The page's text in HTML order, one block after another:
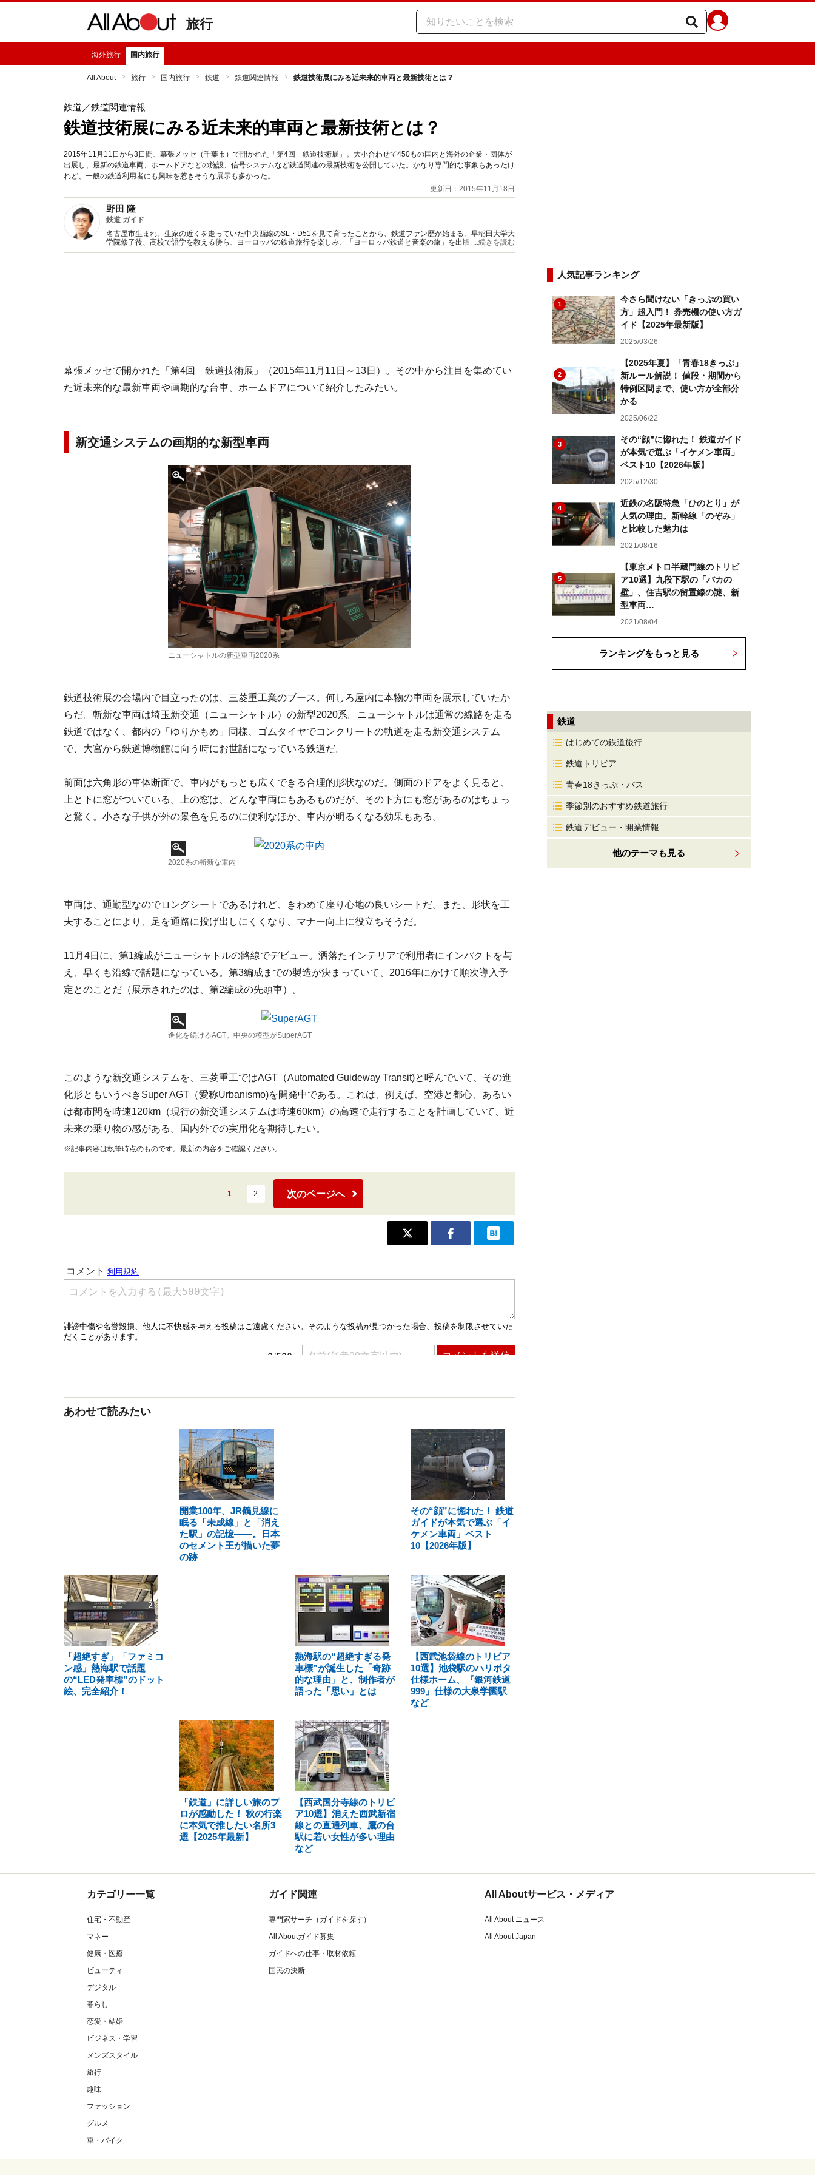
旅行
海外旅行 国内旅行
All About 旅行 国内旅行 鉄道 鉄道関連情報 鉄道技術展にみる近未来的車両と最新技術とは？
鉄道 ／鉄道関連情報
鉄道技術展にみる近未来的車両と最新技術とは？
2015年11月11日から3日間、幕張メッセ（千葉市）で開かれた「第4回 鉄道技術展」。大小合わせて450もの国内と海外の企業・団体が
出展し、最新の鉄道車両、ホームドアなどの施設、信号システムなど鉄道関連の最新技術を公開していた。かなり専門的な事象もあったけ
れど、一般の鉄道利用者にも興味を惹きそうな展示も多かった。
更新日：2015年11月18日
野田 隆
鉄道 ガイド
名古屋市生まれ。生家の近くを走っていた中央西線のSL・D51を見て育ったことから、鉄道ファン歴が始まる。早稲田大学大
学院修了後、高校で語学を教える傍ら、ヨーロッパの鉄道旅行を楽しみ、「ヨーロッパ鉄道と音楽の旅」を出版。その後、守
備範囲を国内にも広げ、2010年3月で教員を退職。旅行作家として活躍中。
...続きを読む
幕張メッセで開かれた「第4回 鉄道技術展」（2015年11月11日～13日）。その中から注目を集めてい
た近未来的な最新車両や画期的な台車、ホームドアについて紹介したみたい。
新交通システムの画期的な新型車両
ニューシャトルの新型車両2020系
鉄道技術展の会場内で目立ったのは、三菱重工業のブース。何しろ屋内に本物の車両を展示していたか
らだ。斬新な車両は埼玉新交通（ニューシャトル）の新型2020系。ニューシャトルは通常の線路を走る
鉄道ではなく、都内の「ゆりかもめ」同様、ゴムタイヤでコンクリートの軌道を走る新交通システム
で、大宮から鉄道博物館に向う時にお世話になっている鉄道だ。
前面は六角形の車体断面で、車内がもっとも広くできる合理的形状なのだ。側面のドアをよく見ると、
上と下に窓がついている。上の窓は、どんな車両にもあるものだが、その下方にも窓があるのはちょっ
と驚く。小さな子供が外の景色を見るのに便利なほか、車内が明るくなる効果もある。
2020系の斬新な車内
車両は、通勤型なのでロングシートであるけれど、きわめて座り心地の良いシートだ。また、形状を工
夫することにより、足を通路に投げ出しにくくなり、マナー向上に役立ちそうだ。
11月4日に、第1編成がニューシャトルの路線でデビュー。洒落たインテリアで利用者にインパクトを与
え、早くも沿線で話題になっている。第3編成までの製造が決まっていて、2016年にかけて順次導入予
定とのことだ（展示されたのは、第2編成の先頭車）。
進化を続けるAGT。中央の模型がSuperAGT
このような新交通システムを、三菱重工ではAGT（Automated Guideway Transit)と呼んでいて、その進
化形ともいうべきSuper AGT（愛称Urbanismo)を開発中である。これは、例えば、空港と都心、あるい
は都市間を時速120km（現行の新交通システムは時速60km）の高速で走行することを計画していて、近
未来の乗り物の感がある。国内外での実用化を期待したい。
※記事内容は執筆時点のものです。最新の内容をご確認ください。
1 2 次のページへ
あわせて読みたい
開業100年、JR鶴見線に
眠る「未成線」と「消え
た駅」の記憶――。日本
のセメント王が描いた夢
の跡
その“顔”に惚れた！ 鉄道
ガイドが本気で選ぶ「イ
ケメン車両」ベスト
10【2026年版】
「超絶すぎ」「ファミコ
ン感」熱海駅で話題
の“LED発車標”のドット
絵、完全紹介！
熱海駅の“超絶すぎる発
車標”が誕生した「奇跡
的な理由」と、制作者が
語った「思い」とは
【西武池袋線のトリビア
10選】池袋駅のハリポタ
仕様ホーム、『銀河鉄道
999』仕様の大泉学園駅
など
「鉄道」に詳しい旅のプ
ロが感動した！ 秋の行楽
に本気で推したい名所3
選【2025年最新】
【西武国分寺線のトリビ
ア10選】消えた西武新宿
線との直通列車、鷹の台
駅に若い女性が多い理由
など
人気記事ランキング
1
今さら聞けない「きっぷの買い
方」超入門！ 券売機の使い方ガ
イド【2025年最新版】
2025/03/26
2
【2025年夏】「青春18きっぷ」
新ルール解説！ 値段・期間から
特例区間まで、使い方が全部分
かる
2025/06/22
3
その“顔”に惚れた！ 鉄道ガイド
が本気で選ぶ「イケメン車両」
ベスト10【2026年版】
2025/12/30
4
近鉄の名阪特急「ひのとり」が
人気の理由。新幹線「のぞみ」
と比較した魅力は
2021/08/16
5
【東京メトロ半蔵門線のトリビ
ア10選】九段下駅の「バカの
壁」、住吉駅の留置線の謎、新
型車両…
2021/08/04
ランキングをもっと見る
鉄道
はじめての鉄道旅行
鉄道トリビア
青春18きっぷ・パス
季節別のおすすめ鉄道旅行
鉄道デビュー・開業情報
他のテーマも見る
カテゴリー一覧
住宅・不動産
マネー
健康・医療
ビューティ
デジタル
暮らし
恋愛・結婚
ビジネス・学習
メンズスタイル
旅行
趣味
ファッション
グルメ
車・バイク
ガイド関連
専門家サーチ（ガイドを探す）
All Aboutガイド募集
ガイドへの仕事・取材依頼
国民の決断
All Aboutサービス・メディア
All About ニュース
All About Japan